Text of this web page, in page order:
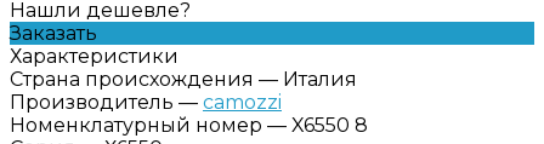
Нашли дешевле?
Заказать
Характеристики
Страна происхождения — Италия
Производитель — camozzi
Номенклатурный номер — X6550 8